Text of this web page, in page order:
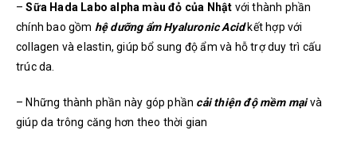
–Sữa Hada Labo alpha màu đỏ của Nhật với thành phần
chính bao gồm hệ dưỡng ẩm Hyaluronic Acidkết hợp với
collagen và elastin, giúp bổ sung độ ẩm và hỗ trợ duy trì cấu
trúc da.
– Những thành phần này góp phần cải thiện độ mềm mạivà
giúp da trông căng hơn theo thời gian